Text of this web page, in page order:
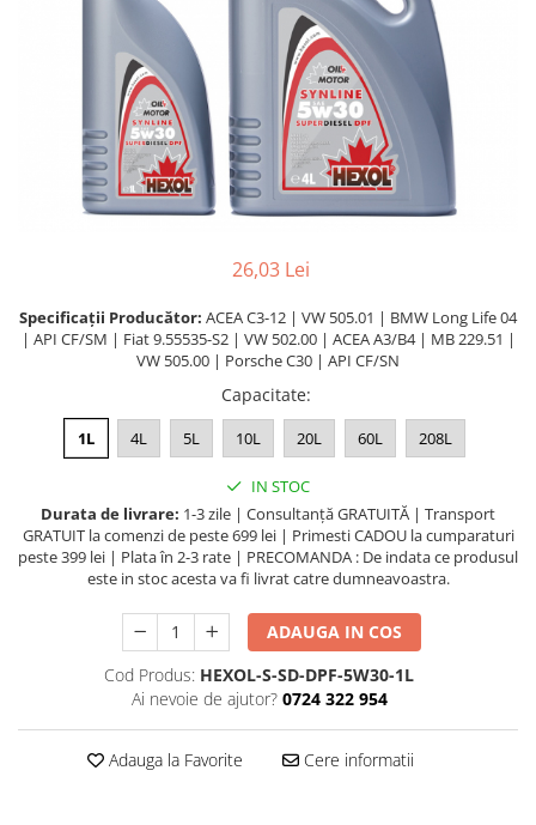
Lichide Întreținere
Lichide Întreținere Autoturisme
Lichide Întreținere Camioane
Lichide Întreținere Motociclete
Lichide Întreținere Utilaje
26,03 Lei
Specificații Producător: ACEA C3-12 | VW 505.01 | BMW Long Life 04
| API CF/SM | Fiat 9.55535-S2 | VW 502.00 | ACEA A3/B4 | MB 229.51 |
VW 505.00 | Porsche C30 | API CF/SN
Capacitate:
1L 4L 5L 10L 20L 60L 208L
IN STOC
Durata de livrare: 1-3 zile | Consultanță GRATUITĂ | Transport
GRATUIT la comenzi de peste 699 lei | Primesti CADOU la cumparaturi
peste 399 lei | Plata în 2-3 rate | PRECOMANDA : De indata ce produsul
este in stoc acesta va fi livrat catre dumneavoastra.
ADAUGA IN COS
Cod Produs: HEXOL-S-SD-DPF-5W30-1L
Ai nevoie de ajutor? 0724 322 954
Adauga la Favorite Cere informatii